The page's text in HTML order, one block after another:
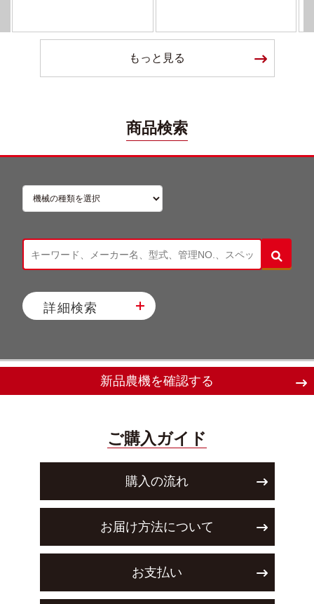
もっと見る
商品検索
詳細検索
新品農機を確認する
ご購入ガイド
購入の流れ
お届け方法について
お支払い